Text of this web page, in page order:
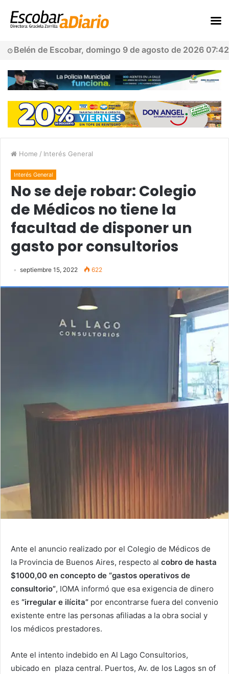
Belén de Escobar, domingo 9 de agosto de 2026 07:42
Home / Interés General
Interés General
No se deje robar: Colegio
de Médicos no tiene la
facultad de disponer un
gasto por consultorios
septiembre 15, 2022 622
Ante el anuncio realizado por el Colegio de Médicos de
la Provincia de Buenos Aires, respecto al cobro de hasta
$1000,00 en concepto de “gastos operativos de
consultorio”, IOMA informó que esa exigencia de dinero
es “irregular e ilícita” por encontrarse fuera del convenio
existente entre las personas afiliadas a la obra social y
los médicos prestadores.
Ante el intento indebido en Al Lago Consultorios,
ubicado en plaza central. Puertos, Av. de los Lagos sn of